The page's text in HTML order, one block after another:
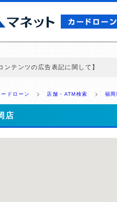
ンテンツの広告表記に関して】
などに基づき、公平性を担保した情
業一覧
ードローン 店舗・ATM検索 福
店